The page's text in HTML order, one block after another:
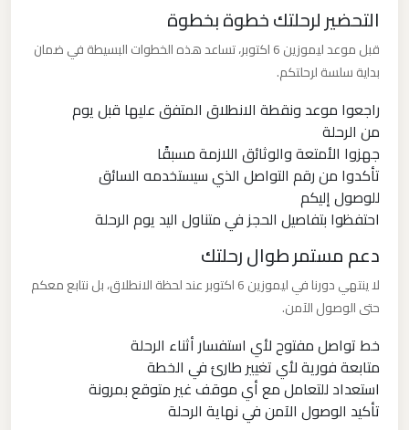
التحضير لرحلتك خطوة بخطوة
قبل موعد ليموزين 6 اكتوبر، تساعد هذه الخطوات البسيطة في ضمان
بداية سلسة لرحلتكم.
راجعوا موعد ونقطة الانطلاق المتفق عليها قبل يوم
من الرحلة
جهزوا الأمتعة والوثائق اللازمة مسبقًا
تأكدوا من رقم التواصل الذي سيستخدمه السائق
للوصول إليكم
احتفظوا بتفاصيل الحجز في متناول اليد يوم الرحلة
دعم مستمر طوال رحلتك
لا ينتهي دورنا في ليموزين 6 اكتوبر عند لحظة الانطلاق، بل نتابع معكم
حتى الوصول الآمن.
خط تواصل مفتوح لأي استفسار أثناء الرحلة
متابعة فورية لأي تغيير طارئ في الخطة
استعداد للتعامل مع أي موقف غير متوقع بمرونة
تأكيد الوصول الآمن في نهاية الرحلة
ليموزين
مدينتي
ليموزين
مدينة
ليموزين
لوكسور
ليموزين